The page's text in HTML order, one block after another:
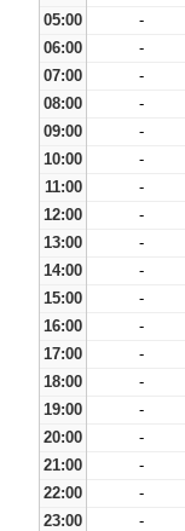
05:00
-
06:00
-
07:00
-
08:00
-
09:00
-
10:00
-
11:00
-
12:00
-
13:00
-
14:00
-
15:00
-
16:00
-
17:00
-
18:00
-
19:00
-
20:00
-
21:00
-
22:00
-
23:00
-